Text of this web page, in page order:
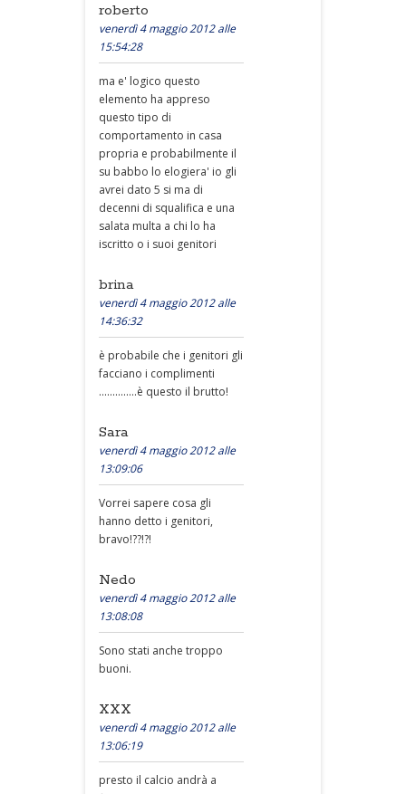
roberto
venerdì 4 maggio 2012 alle
15:54:28
ma e' logico questo
elemento ha appreso
questo tipo di
comportamento in casa
propria e probabilmente il
su babbo lo elogiera' io gli
avrei dato 5 si ma di
decenni di squalifica e una
salata multa a chi lo ha
iscritto o i suoi genitori
brina
venerdì 4 maggio 2012 alle
14:36:32
è probabile che i genitori gli
facciano i complimenti
..............è questo il brutto!
Sara
venerdì 4 maggio 2012 alle
13:09:06
Vorrei sapere cosa gli
hanno detto i genitori,
bravo!??!?!
Nedo
venerdì 4 maggio 2012 alle
13:08:08
Sono stati anche troppo
buoni.
XXX
venerdì 4 maggio 2012 alle
13:06:19
presto il calcio andrà a